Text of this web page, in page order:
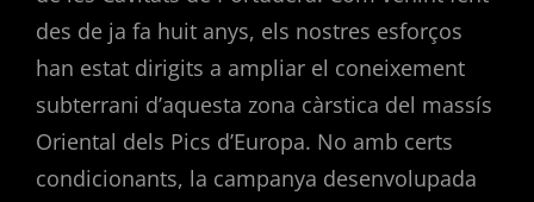
des de ja fa huit anys, els nostres esforços
han estat dirigits a ampliar el coneixement
subterrani d’aquesta zona càrstica del massís
Oriental dels Pics d’Europa. No amb certs
condicionants, la campanya desenvolupada